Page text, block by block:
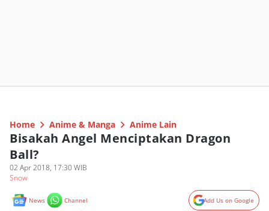
Home Anime & Manga Anime Lain
Bisakah Angel Menciptakan Dragon
Ball?
02 Apr 2018, 17:30 WIB
Snow
News Channel Add Us on Google